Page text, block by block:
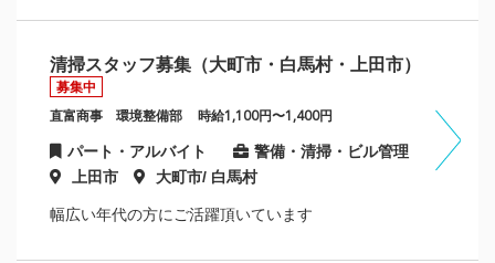
清掃スタッフ募集（大町市・白馬村・上田市）
募集中
直富商事 環境整備部 時給1,100円〜1,400円
パート・アルバイト
警備・清掃・ビル管理
上田市
大町市/ 白馬村
幅広い年代の方にご活躍頂いています